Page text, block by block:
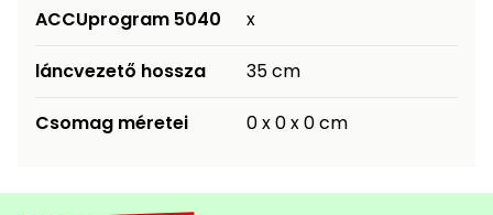
ACCUprogram 5040 x
láncvezető hossza 35 cm
Csomag méretei 0 x 0 x 0 cm